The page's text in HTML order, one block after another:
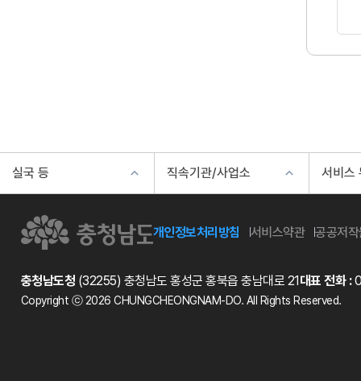
실국 등 직속기관/사업소 서비스
개인정보처리방침 서비스약관 공공저
충청남도청 (32255) 충청남도 홍성군 홍북읍 충남대로 21대표 전화 :
Copyright ⓒ 2026 CHUNGCHEONGNAM-DO. All Rights Reserved.